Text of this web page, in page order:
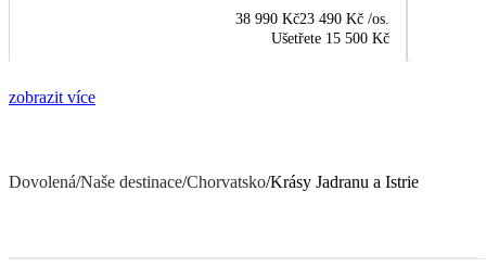
38 990 Kč23 490 Kč /os.
Ušetřete 15 500 Kč
zobrazit více
Dovolená/Naše destinace/Chorvatsko/Krásy Jadranu a Istrie